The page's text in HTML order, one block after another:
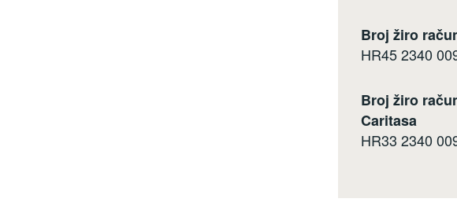
Broj žiro
HR45 2340
Broj žiro
Caritasa
HR33 2340